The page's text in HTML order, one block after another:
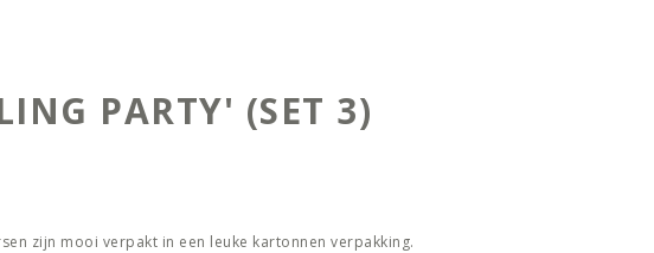
PARTY' (SET 3)
zijn mooi verpakt in een leuke kartonnen verpakking.